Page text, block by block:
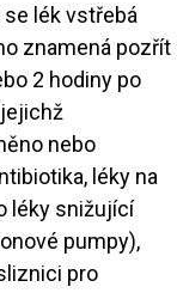
lék vstřebá
znamená pozřít
2 hodiny po
nebo
léky na
léky snižující
pumpy),
pro